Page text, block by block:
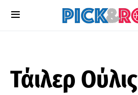
Τάιλερ Ούλις